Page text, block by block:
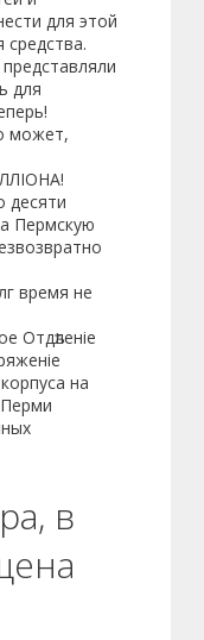
для этой
средства.
для
может,
десяти
Пермскую
время не
Отдѣленіе
на
Перми
в